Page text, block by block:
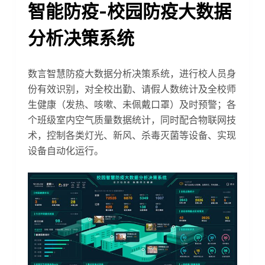
智能防疫-校园防疫大数据
分析决策系统
数言智慧防疫大数据分析决策系统，进行校人员身
份有效识别，对全校出勤、请假人数统计及全校师
生健康（发热、咳嗽、未佩戴口罩）及时预警；各
个班级室内空气质量数据统计，同时配合物联网技
术，控制各类灯光、新风、杀毒灭菌等设备、实现
设备自动化运行。